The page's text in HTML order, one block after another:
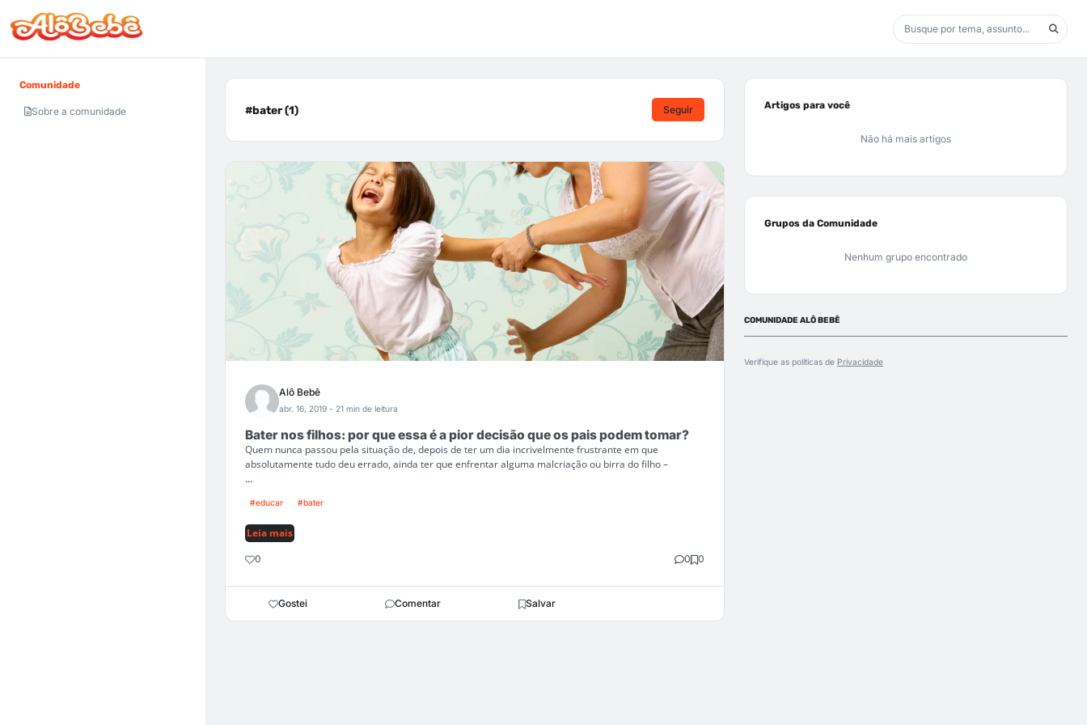
Comunidade
Sobre a comunidade #bater (1) Seguir
Alô Bebê
abr. 16, 2019 - 21 min de leitura
Bater nos filhos: por que essa é a pior decisão que os pais podem tomar?
Quem nunca passou pela situação de, depois de ter um dia incrivelmente frustrante em que
absolutamente tudo deu errado, ainda ter que enfrentar alguma malcriação ou birra do filho –
...
#educar #bater
Leia mais
0 0 0
Gostei Comentar Salvar
Artigos para você
Não há mais artigos
Grupos da Comunidade
Nenhum grupo encontrado
COMUNIDADE ALÔ BEBÊ
Verifique as políticas de Privacidade